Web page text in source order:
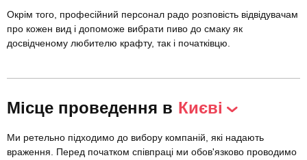
Окрім того, професійний персонал радо розповість відвідувачам
про кожен вид і допоможе вибрати пиво до смаку як
досвідченому любителю крафту, так і початківцю.
Місце проведення в Києві
Ми ретельно підходимо до вибору компаній, які надають
враження. Перед початком співпраці ми обов'язково проводимо